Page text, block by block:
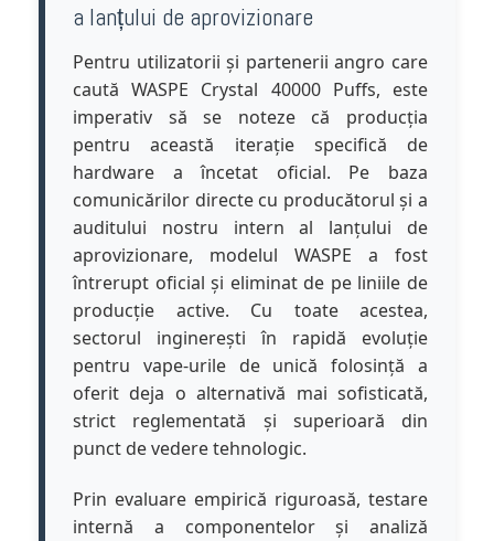
a lanțului de aprovizionare
Pentru utilizatorii și partenerii angro care
caută WASPE Crystal 40000 Puffs, este
imperativ să se noteze că producția
pentru această iterație specifică de
hardware a încetat oficial. Pe baza
comunicărilor directe cu producătorul și a
auditului nostru intern al lanțului de
aprovizionare, modelul WASPE a fost
întrerupt oficial și eliminat de pe liniile de
producție active. Cu toate acestea,
sectorul inginerești în rapidă evoluție
pentru vape-urile de unică folosință a
oferit deja o alternativă mai sofisticată,
strict reglementată și superioară din
punct de vedere tehnologic.
Prin evaluare empirică riguroasă, testare
internă a componentelor și analiză